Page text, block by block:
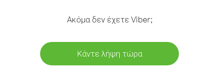
Ακόμα δεν έχετε Viber;
Κάντε λήψη τώρα